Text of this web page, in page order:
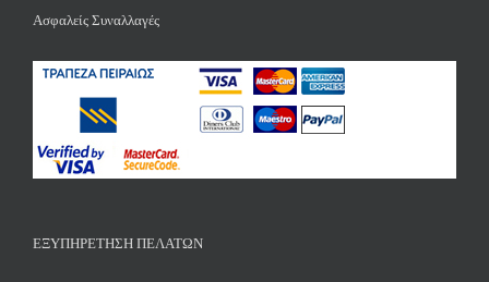
Ασφαλείς Συναλλαγές
ΕΞΥΠΗΡΕΤΗΣΗ ΠΕΛΑΤΩΝ